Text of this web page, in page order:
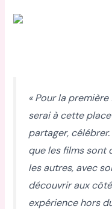
« Pour la
serai à cette
partager,
que les films sont
les autres, avec
découvrir aux
expérience hors